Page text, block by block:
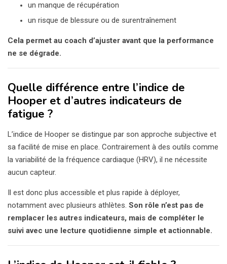
un manque de récupération
un risque de blessure ou de surentraînement
Cela permet au coach d’ajuster avant que la performance
ne se dégrade.
Quelle différence entre l’indice de
Hooper et d’autres indicateurs de
fatigue ?
L’indice de Hooper se distingue par son approche subjective et
sa facilité de mise en place. Contrairement à des outils comme
la variabilité de la fréquence cardiaque (HRV), il ne nécessite
aucun capteur.
Il est donc plus accessible et plus rapide à déployer,
notamment avec plusieurs athlètes. Son rôle n’est pas de
remplacer les autres indicateurs, mais de compléter le
suivi avec une lecture quotidienne simple et actionnable.